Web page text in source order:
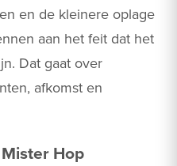
en de kleinere oplage
aan het feit dat het
Dat gaat over
afkomst en
Hop